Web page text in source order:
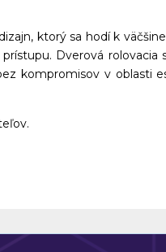
ktorý sa hodí k
Dverová rolovacia
kompromisov v oblasti